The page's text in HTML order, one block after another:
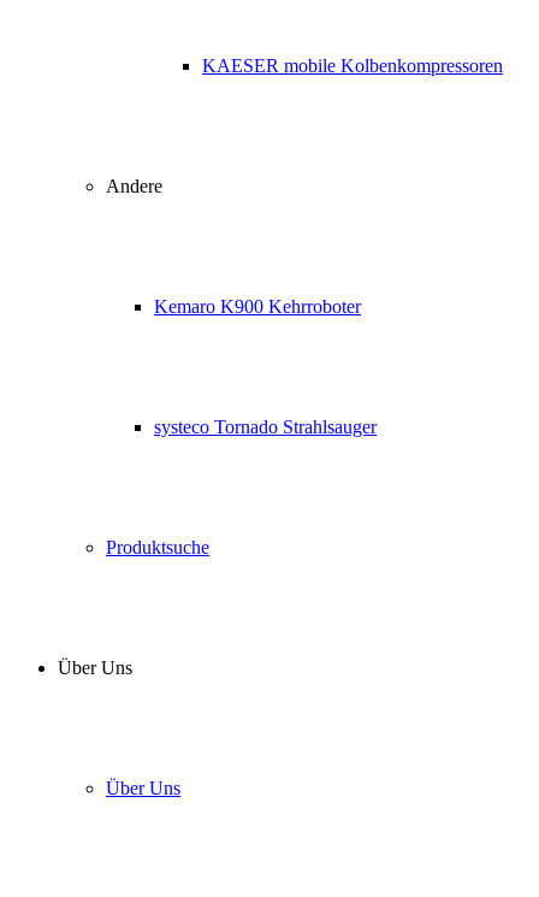
KAESER mobile Kolbenkompressoren
Andere
Kemaro K900 Kehrroboter
systeco Tornado Strahlsauger
Produktsuche
Über Uns
Über Uns